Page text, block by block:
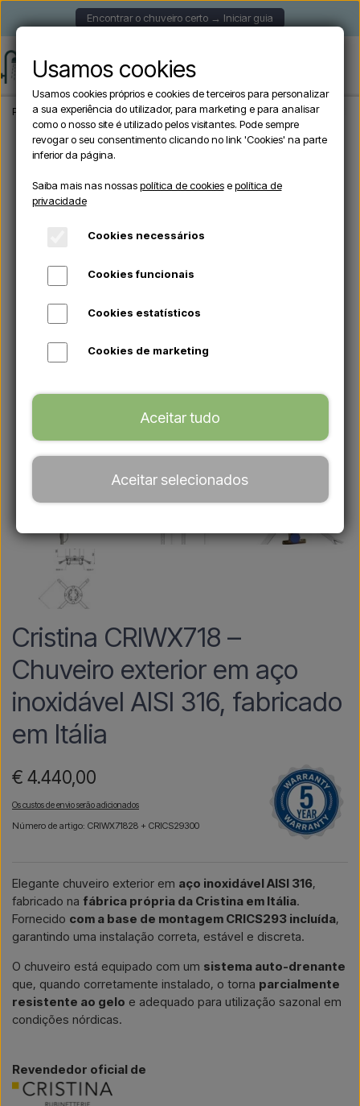
Encontrar o chuveiro certo → Iniciar guia
Página inicial Chuveiros de jardim Chuveiros exteriores autónomos
Cristina CRIWX718 –
Chuveiro exterior em aço
inoxidável AISI 316, fabricado
em Itália
€ 4.440,00
Os custos de envio serão adicionados
Número de artigo: CRIWX71828 + CRICS29300
Elegante chuveiro exterior em aço inoxidável AISI 316,
fabricado na fábrica própria da Cristina em Itália.
Fornecido com a base de montagem CRICS293 incluída,
garantindo uma instalação correta, estável e discreta.
O chuveiro está equipado com um sistema auto-drenante
que, quando corretamente instalado, o torna parcialmente
resistente ao gelo e adequado para utilização sazonal em
condições nórdicas.
Revendedor oficial de
Usamos cookies
Usamos cookies próprios e cookies de terceiros para personalizar
a sua experiência do utilizador, para marketing e para analisar
como o nosso site é utilizado pelos visitantes. Pode sempre
revogar o seu consentimento clicando no link 'Cookies' na parte
inferior da página.
Saiba mais nas nossaspolítica de cookiesepolítica de
privacidade
Cookies necessários
Cookies funcionais
Cookies estatísticos
Cookies de marketing
Aceitar tudo
Aceitar selecionados